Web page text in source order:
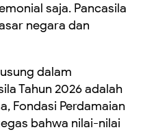
saja. Pancasila
negara dan
dalam
Tahun 2026 adalah
Fondasi Perdamaian
bahwa nilai-nilai